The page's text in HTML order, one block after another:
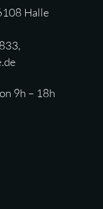
Halle
9h – 18h